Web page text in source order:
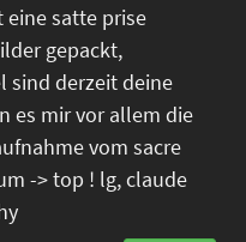
satte prise
gepackt,
sind derzeit deine
es mir vor allem die
vom sacre
-> top ! lg, claude